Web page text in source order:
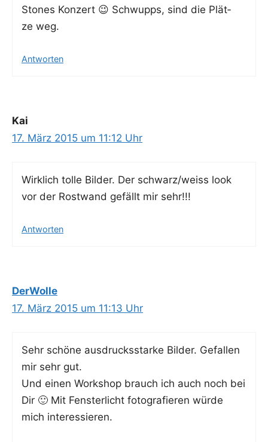
Stones Kon­zert 😉 Schwupps, sind die Plät­
ze weg.
Antworten
Kai
17. März 2015 um 11:12 Uhr
Wirk­lich tol­le Bil­der. Der schwarz/weiss look
vor der Rost­wand gefällt mir sehr!!!
Antworten
DerWolle
17. März 2015 um 11:13 Uhr
Sehr schö­ne aus­drucks­star­ke Bil­der. Gefal­len
mir sehr gut.
Und einen Work­shop brauch ich auch noch bei
Dir 🙂 Mit Fens­ter­licht foto­gra­fie­ren wür­de
mich interessieren.